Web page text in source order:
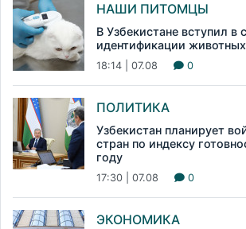
НАШИ ПИТОМЦЫ
В Узбекистане вступил в
идентификации животных
18:14 | 07.08 0
ПОЛИТИКА
Узбекистан планирует
стран по индексу
году
17:30 | 07.08 0
ЭКОНОМИКА